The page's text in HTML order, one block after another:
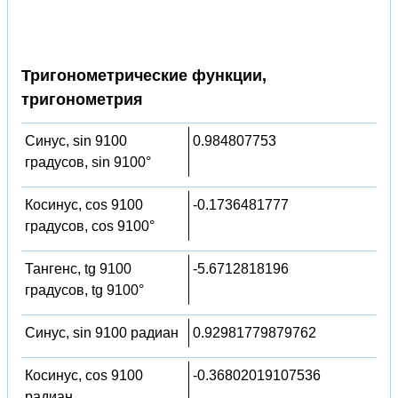
Тригонометрические функции,
тригонометрия
Синус, sin 9100
градусов, sin 9100°
0.984807753
Косинус, cos 9100
градусов, cos 9100°
-0.1736481777
Тангенс, tg 9100
градусов, tg 9100°
-5.6712818196
Синус, sin 9100 радиан 0.92981779879762
Косинус, cos 9100
-0.36802019107536